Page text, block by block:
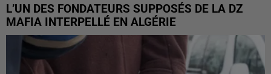
L’UN DES FONDATEURS SUPPOSÉS DE LA DZ
MAFIA INTERPELLÉ EN ALGÉRIE